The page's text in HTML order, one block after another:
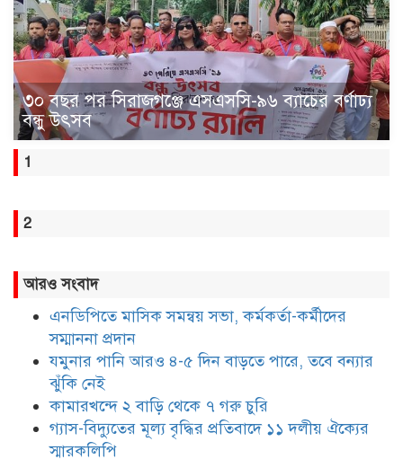
৩০ বছর পর সিরাজগঞ্জে এসএসসি-৯৬ ব্যাচের বর্ণাঢ্য
বন্ধু উৎসব
1
2
আরও সংবাদ
এনডিপিতে মাসিক সমন্বয় সভা, কর্মকর্তা-কর্মীদের
সম্মাননা প্রদান
যমুনার পানি আরও ৪-৫ দিন বাড়তে পারে, তবে বন্যার
ঝুঁকি নেই
কামারখন্দে ২ বাড়ি থেকে ৭ গরু চুরি
গ্যাস-বিদ্যুতের মূল্য বৃদ্ধির প্রতিবাদে ১১ দলীয় ঐক্যের
স্মারকলিপি